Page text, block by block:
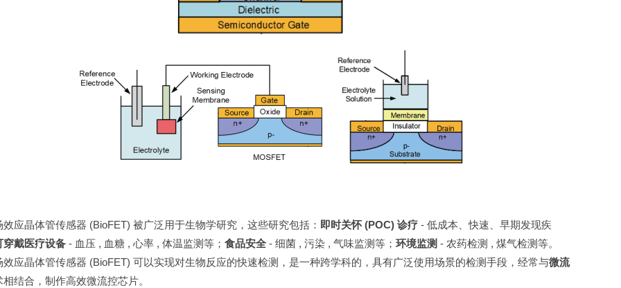
效应晶体管传感器 (BioFET) 被广泛用于生物学研究，这些研究包括： 即时关怀 (POC) 诊疗 - 低成本、快速、早期发现疾
穿戴医疗设备 - 血压 , 血糖 , 心率 , 体温监测等； 食品安全 - 细菌 , 污染 , 气味监测等； 环境监测 - 农药检测 , 煤气检测等。
效应晶体管传感器 (BioFET) 可以实现对生物反应的快速检测，是一种跨学科的，具有广泛使用场景的检测手段，经常与微流
相结合，制作高效微流控芯片。